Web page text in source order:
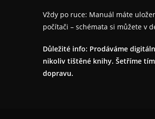
Vždy po ruce: Manuál máte
počítači – schémata si můžete v
Důležité info: Prodáváme
nikoliv tištěné knihy. Šetříme
dopravu.